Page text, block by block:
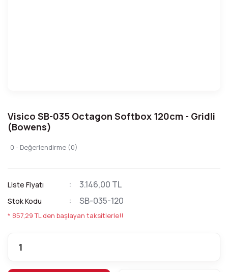
Visico SB-035 Octagon Softbox 120cm - Gridli
(Bowens)
0 - Değerlendirme (0)
Liste Fiyatı 3.146,00 TL
Stok Kodu SB-035-120
* 857,29 TL den başlayan taksitlerle!!